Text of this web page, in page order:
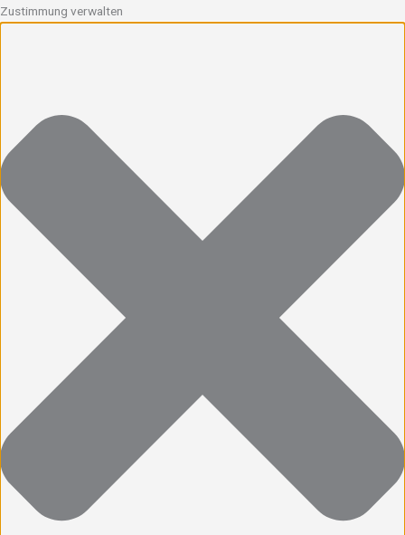
Zustimmung verwalten